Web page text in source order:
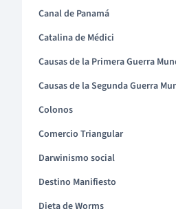
Canal de Panamá
Catalina de Médici
Causas de la Primera Guerra
Causas de la Segunda Guerra
Colonos
Comercio Triangular
Darwinismo social
Destino Manifiesto
Dieta de Worms